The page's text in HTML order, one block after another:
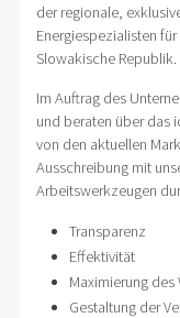
der regionale,
Energiespezialisten
Slowakische Republik.
Im Auftrag des
und beraten über das
von den aktuellen
Ausschreibung mit
Arbeitswerkzeugen
Transparenz
Effektivität
Maximierung
Gestaltung der